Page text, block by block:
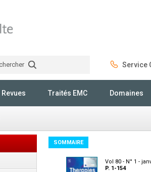
Service
Revues Traités EMC Domaines
SOMMAIRE
Vol 80 - N° 1 -
P. 1-154